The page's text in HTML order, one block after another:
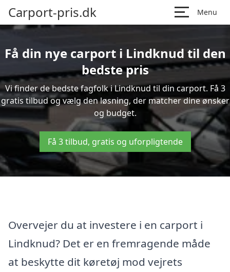
Carport-pris.dk Menu
Få din nye carport i Lindknud til den
bedste pris
Vi finder de bedste fagfolk i Lindknud til din carport. Få 3
gratis tilbud og vælg den løsning, der matcher dine ønsker
og budget.
Få 3 tilbud, gratis og uforpligtende
Overvejer du at investere i en carport i
Lindknud? Det er en fremragende måde
at beskytte dit køretøj mod vejrets